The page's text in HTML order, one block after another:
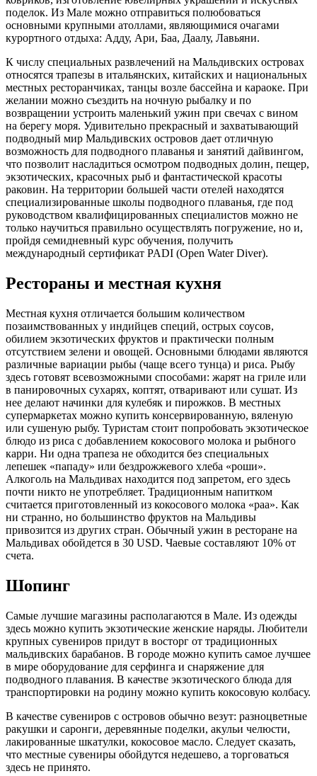
поделок. Из Мале можно отправиться полюбоваться
основными крупными атоллами, являющимися очагами
курортного отдыха: Адду, Ари, Баа, Даалу, Лавьяни.
К числу специальных развлечений на Мальдивских островах
относятся трапезы в итальянских, китайских и национальных
местных ресторанчиках, танцы возле бассейна и караоке. При
желании можно съездить на ночную рыбалку и по
возвращении устроить маленький ужин при свечах с вином
на берегу моря. Удивительно прекрасный и захватывающий
подводный мир Мальдивских островов дает отличную
возможность для подводного плаванья и занятий дайвингом,
что позволит насладиться осмотром подводных долин, пещер,
экзотических, красочных рыб и фантастической красоты
раковин. На территории большей части отелей находятся
специализированные школы подводного плаванья, где под
руководством квалифицированных специалистов можно не
только научиться правильно осуществлять погружение, но и,
пройдя семидневный курс обучения, получить
международный сертификат PADI (Open Water Diver).
Рестораны и местная кухня
Местная кухня отличается большим количеством
позаимствованных у индийцев специй, острых соусов,
обилием экзотических фруктов и практически полным
отсутствием зелени и овощей. Основными блюдами являются
различные вариации рыбы (чаще всего тунца) и риса. Рыбу
здесь готовят всевозможными способами: жарят на гриле или
в панировочных сухарях, коптят, отваривают или сушат. Из
нее делают начинки для кулебяк и пирожков. В местных
супермаркетах можно купить консервированную, вяленую
или сушеную рыбу. Туристам стоит попробовать экзотическое
блюдо из риса с добавлением кокосового молока и рыбного
карри. Ни одна трапеза не обходится без специальных
лепешек «пападу» или бездрожжевого хлеба «роши».
Алкоголь на Мальдивах находится под запретом, его здесь
почти никто не употребляет. Традиционным напитком
считается приготовленный из кокосового молока «раа». Как
ни странно, но большинство фруктов на Мальдивы
привозится из других стран. Обычный ужин в ресторане на
Мальдивах обойдется в 30 USD. Чаевые составляют 10% от
счета.
Шопинг
Самые лучшие магазины располагаются в Мале. Из одежды
здесь можно купить экзотические женские наряды. Любители
крупных сувениров придут в восторг от традиционных
мальдивских барабанов. В городе можно купить самое лучшее
в мире оборудование для серфинга и снаряжение для
подводного плавания. В качестве экзотического блюда для
транспортировки на родину можно купить кокосовую колбасу.
В качестве сувениров с островов обычно везут: разноцветные
ракушки и саронги, деревянные поделки, акульи челюсти,
лакированные шкатулки, кокосовое масло. Следует сказать,
что местные сувениры обойдутся недешево, а торговаться
здесь не принято.